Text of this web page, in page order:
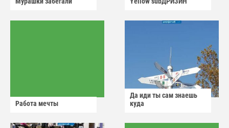
Работа мечты
Да иди ты сам знаешь
куда